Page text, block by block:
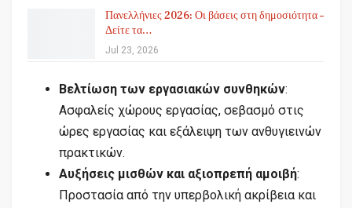
Πανελλήνιες 2026: Οι βάσεις στη δημοσιότητα –
Δείτε τα…
Jul 23, 2026
Βελτίωση των εργασιακών συνθηκών:
Ασφαλείς χώρους εργασίας, σεβασμό στις
ώρες εργασίας και εξάλειψη των ανθυγιεινών
πρακτικών.
Αυξήσεις μισθών και αξιοπρεπή αμοιβή:
Προστασία από την υπερβολική ακρίβεια και